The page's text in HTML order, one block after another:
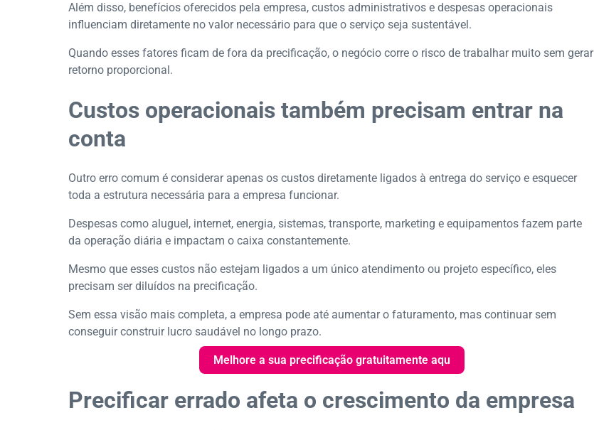
Além disso, benefícios oferecidos pela empresa, custos administrativos e despesas operacionais
influenciam diretamente no valor necessário para que o serviço seja sustentável.
Quando esses fatores ficam de fora da precificação, o negócio corre o risco de trabalhar muito sem gerar
retorno proporcional.
Custos operacionais também precisam entrar na
conta
Outro erro comum é considerar apenas os custos diretamente ligados à entrega do serviço e esquecer
toda a estrutura necessária para a empresa funcionar.
Despesas como aluguel, internet, energia, sistemas, transporte, marketing e equipamentos fazem parte
da operação diária e impactam o caixa constantemente.
Mesmo que esses custos não estejam ligados a um único atendimento ou projeto específico, eles
precisam ser diluídos na precificação.
Sem essa visão mais completa, a empresa pode até aumentar o faturamento, mas continuar sem
conseguir construir lucro saudável no longo prazo.
Melhore a sua precificação gratuitamente aqu
Precificar errado afeta o crescimento da empresa